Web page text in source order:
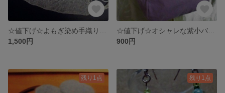
1,500円
900円
残り1点 残り1点